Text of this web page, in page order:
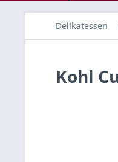
Delikatessen
Kohl